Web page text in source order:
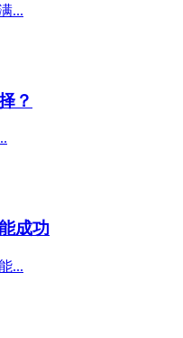
...
？
成功
...